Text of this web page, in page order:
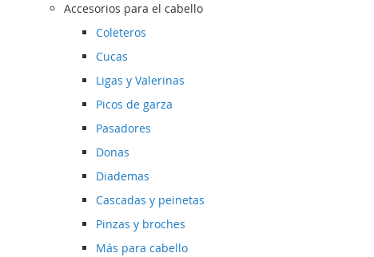
Accesorios para el cabello
Coleteros
Cucas
Ligas y Valerinas
Picos de garza
Pasadores
Donas
Diademas
Cascadas y peinetas
Pinzas y broches
Más para cabello